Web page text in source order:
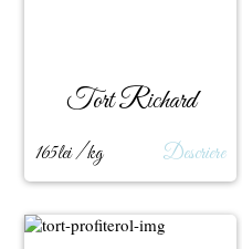
Tort Richard
165lei / kg Descriere